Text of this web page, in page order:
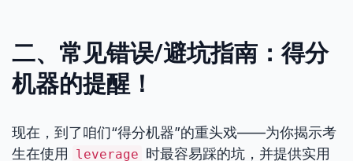
二、常见错误/避坑指南：得分
机器的提醒！
现在，到了咱们“得分机器”的重头戏——为你揭示考
生在使用
leverage 时最容易踩的坑，并提供实用